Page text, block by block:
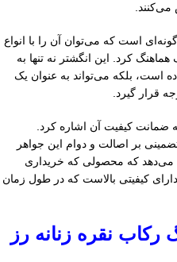
است که می‌توان آن را با انواع
کرد. این انگشتر نه تنها به
است، بلکه می‌تواند به عنوان یک
قرار گیرد.
ضمانت کیفیت آن اشاره کرد.
از نقره استرلینگ با عیار 925، تضمینی بر اصالت و دوام این جواهر
می‌دهد که محصولی که خریداری
کیفیتی بالاست که در طول زمان
نقره زنانه رز